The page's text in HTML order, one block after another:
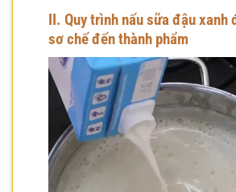
II. Quy trình nấu sữa đậu xanh
sơ chế đến thành phẩm